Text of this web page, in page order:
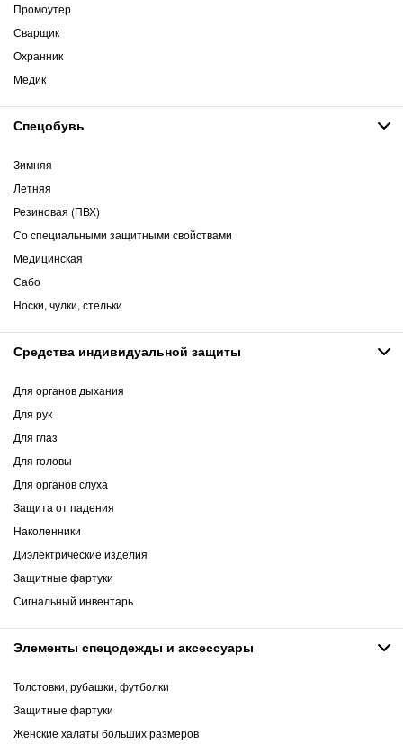
Промоутер
Сварщик
Охранник
Медик
Спецобувь
Зимняя
Летняя
Резиновая (ПВХ)
Со специальными защитными свойствами
Медицинская
Сабо
Носки, чулки, стельки
Средства индивидуальной защиты
Для органов дыхания
Для рук
Для глаз
Для головы
Для органов слуха
Защита от падения
Наколенники
Диэлектрические изделия
Защитные фартуки
Сигнальный инвентарь
Элементы спецодежды и аксессуары
Толстовки, рубашки, футболки
Защитные фартуки
Женские халаты больших размеров